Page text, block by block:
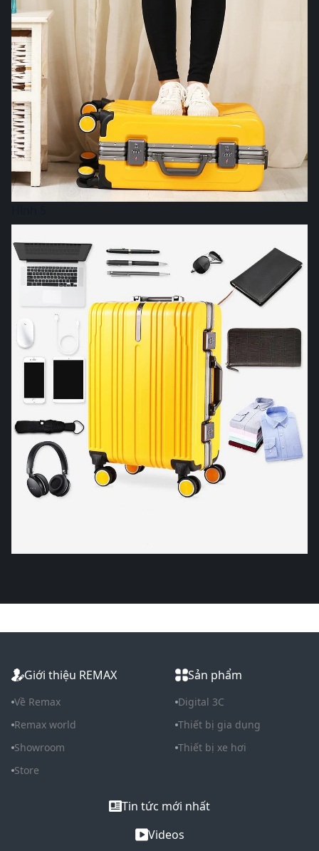
Giới thiệu REMAX
Về Remax
Remax world
Showroom
Store
Sản phẩm
Digital 3C
Thiết bị gia dụng
Thiết bị xe hơi
Tin tức mới nhất
Videos